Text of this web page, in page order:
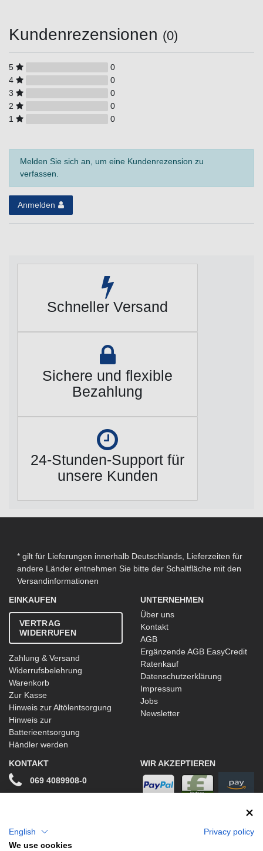
Kundenrezensionen (0)
5
0
4
0
3
0
2
0
1
0
Melden Sie sich an, um eine Kundenrezension zu
verfassen.
Anmelden
Schneller Versand
Sichere und flexible
Bezahlung
24-Stunden-Support für
unsere Kunden
* gilt für Lieferungen innerhalb Deutschlands, Lieferzeiten für
andere Länder entnehmen Sie bitte der Schaltfläche mit den
Versandinformationen
EINKAUFEN
VERTRAG
WIDERRUFEN
Zahlung & Versand
Widerrufsbelehrung
Warenkorb
Zur Kasse
Hinweis zur Altölentsorgung
Hinweis zur
Batterieentsorgung
Händler werden
UNTERNEHMEN
Über uns
Kontakt
AGB
Ergänzende AGB EasyCredit
Ratenkauf
Datenschutzerklärung
Impressum
Jobs
Newsletter
KONTAKT
069 4089908-0
WIR AKZEPTIEREN
English
Privacy policy
We use cookies